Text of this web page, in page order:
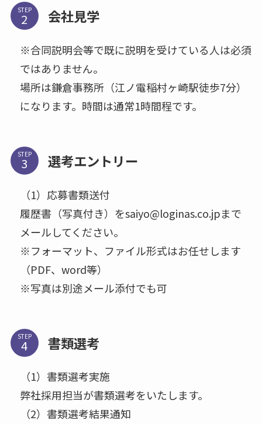
STEP 会社見学
※合同説明会等で既に説明を受けている人は必須
ではありません。
場所は鎌倉事務所（江ノ電稲村ヶ崎駅徒歩7分）
になります。時間は通常1時間程です。
STEP 選考エントリー
（1）応募書類送付
履歴書（写真付き）をsaiyo@loginas.co.jpまで
メールしてください。
※フォーマット、ファイル形式はお任せします
（PDF、word等）
※写真は別途メール添付でも可
STEP 書類選考
（1）書類選考実施
弊社採用担当が書類選考をいたします。
（2）書類選考結果通知